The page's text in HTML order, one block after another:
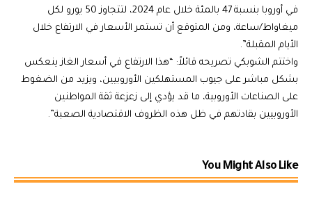
في أوروبا بنسبة 47 بالمئة خلال عام 2024، لتتجاوز 50 يورو لكل
ميغاواط/ساعة، ومن المتوقع أن تستمر الأسعار في الارتفاع خلال
الأيام المقبلة”.
واختتم الشوبكي تصريحه قائلاً: “هذا الارتفاع في أسعار الغاز ينعكس
بشكل مباشر على جيوب المستهلكين الأوروبيين، ويزيد من الضغوط
على الصناعات الأوروبية، ما قد يؤدي إلى زعزعة ثقة المواطنين
الأوروبيين بقادتهم في ظل هذه الظروف الاقتصادية الصعبة”.
You Might Also Like